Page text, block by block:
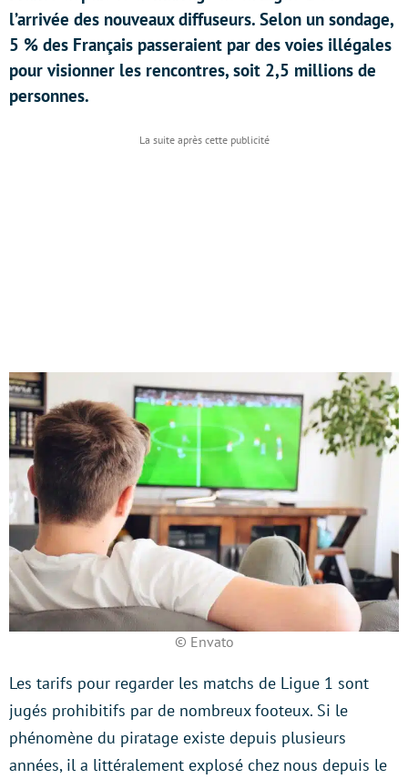
l’arrivée des nouveaux diffuseurs. Selon un sondage,
5 % des Français passeraient par des voies illégales
pour visionner les rencontres, soit 2,5 millions de
personnes.
© Envato
Les tarifs pour regarder les matchs de Ligue 1 sont
jugés prohibitifs par de nombreux footeux. Si le
phénomène du piratage existe depuis plusieurs
années, il a littéralement explosé chez nous depuis le